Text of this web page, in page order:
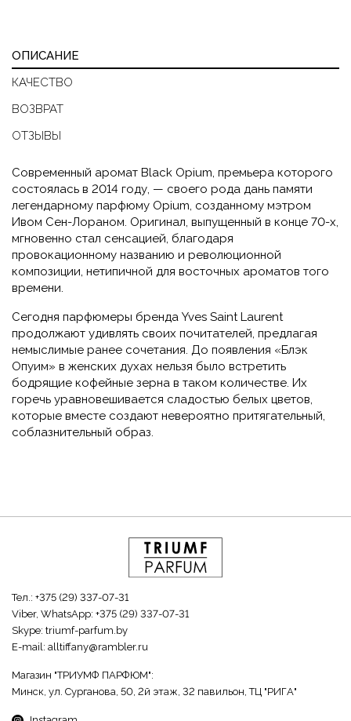
ОПИСАНИЕ
КАЧЕСТВО
ВОЗВРАТ
ОТЗЫВЫ
Современный аромат Black Opium, премьера которого
состоялась в 2014 году, — своего рода дань памяти
легендарному парфюму Opium, созданному мэтром
Ивом Сен-Лораном. Оригинал, выпущенный в конце 70-х,
мгновенно стал сенсацией, благодаря
провокационному названию и революционной
композиции, нетипичной для восточных ароматов того
времени.
Сегодня парфюмеры бренда Yves Saint Laurent
продолжают удивлять своих почитателей, предлагая
немыслимые ранее сочетания. До появления «Блэк
Опуим» в женских духах нельзя было встретить
бодрящие кофейные зерна в таком количестве. Их
горечь уравновешивается сладостью белых цветов,
которые вместе создают невероятно притягательный,
соблазнительный образ.
Тел.: +375 (29) 337-07-31
Viber, WhatsApp: +375 (29) 337-07-31
Skype: triumf-parfum.by
E-mail: alltiffany@rambler.ru
Магазин "ТРИУМФ ПАРФЮМ":
Минск, ул. Сурганова, 50, 2й этаж, 32 павильон, ТЦ "РИГА"